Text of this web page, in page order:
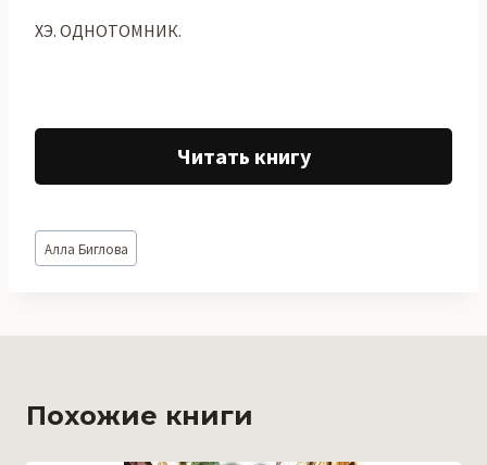
ХЭ. ОДНОТОМНИК.
Читать книгу
Метки
записи:
Алла Биглова
Похожие книги